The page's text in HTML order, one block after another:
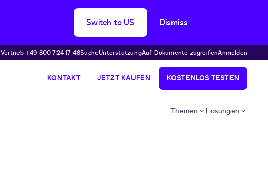
Switch to US Dismiss
Vertrieb +49 800 724 17 48SucheUnterstützungAuf Dokumente zugreifenAnmelden
KONTAKT JETZT KAUFEN KOSTENLOS TESTEN
Themen Lösungen